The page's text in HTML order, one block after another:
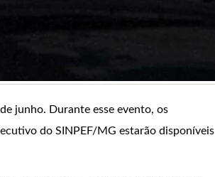
junho. Durante esse evento, os
do SINPEF/MG estarão disponíveis